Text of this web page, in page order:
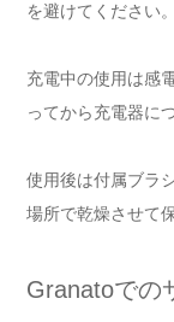
を避けてください。
充電中の使用は感
ってから充電器に
使用後は付属ブラ
場所で乾燥させて
Granatoでの